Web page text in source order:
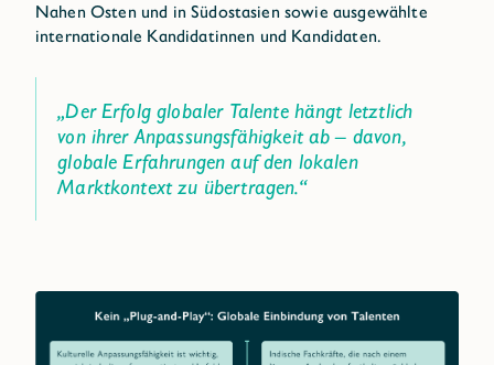
Nahen Osten und in Südostasien sowie ausgewählte
internationale Kandidatinnen und Kandidaten.
„Der Erfolg globaler Talente hängt letztlich
von ihrer Anpassungsfähigkeit ab – davon,
globale Erfahrungen auf den lokalen
Marktkontext zu übertragen.“